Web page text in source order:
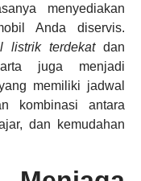
menyediakan
Anda diservis.
listrik terdekatdan
juga menjadi
memiliki jadwal
kombinasi antara
dan kemudahan